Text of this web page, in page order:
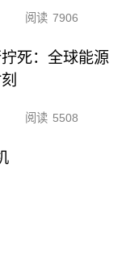
阅读 7906
死：全球能源
阅读 5508